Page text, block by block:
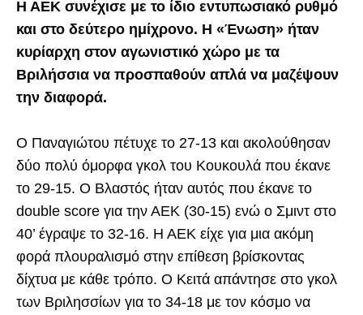
Η ΑΕΚ συνέχισε με το ίδιο εντυπωσιακό ρυθμό
και στο δεύτερο ημίχρονο. Η «Ένωση» ήταν
κυρίαρχη στον αγωνιστικό χώρο με τα
Βριλήσσια να προσπαθούν απλά να μαζέψουν
την διαφορά.
Ο Παναγιώτου πέτυχε το 27-13 και ακολούθησαν
δύο πολύ όμορφα γκολ του Κουκουλά που έκανε
το 29-15. Ο Βλαστός ήταν αυτός που έκανε το
double score για την ΑΕΚ (30-15) ενώ ο Σμιντ στο
40’ έγραψε το 32-16. Η ΑΕΚ είχε για μια ακόμη
φορά πλουραλισμό στην επίθεση βρίσκοντας
δίχτυα με κάθε τρόπο. Ο Κειτά απάντησε στο γκολ
των Βριλησσίων για το 34-18 με τον κόσμο να